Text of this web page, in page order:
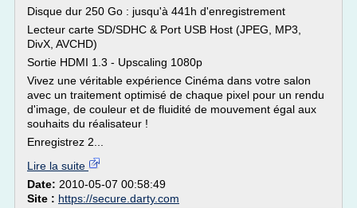
Disque dur 250 Go : jusqu'à 441h d'enregistrement
Lecteur carte SD/SDHC & Port USB Host (JPEG, MP3,
DivX, AVCHD)
Sortie HDMI 1.3 - Upscaling 1080p
Vivez une véritable expérience Cinéma dans votre salon
avec un traitement optimisé de chaque pixel pour un rendu
d'image, de couleur et de fluidité de mouvement égal aux
souhaits du réalisateur !
Enregistrez 2...
Lire la suite
Date: 2010-05-07 00:58:49
Site : https://secure.darty.com